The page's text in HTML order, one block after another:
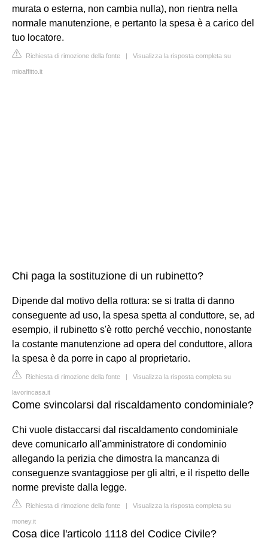
murata o esterna, non cambia nulla), non rientra nella
normale manutenzione, e pertanto la spesa è a carico del
tuo locatore.
Richiesta di rimozione della fonte | Visualizza la risposta completa su
mioaffitto.it
Chi paga la sostituzione di un rubinetto?
Dipende dal motivo della rottura: se si tratta di danno
conseguente ad uso, la spesa spetta al conduttore, se, ad
esempio, il rubinetto s'è rotto perché vecchio, nonostante
la costante manutenzione ad opera del conduttore, allora
la spesa è da porre in capo al proprietario.
Richiesta di rimozione della fonte | Visualizza la risposta completa su
lavorincasa.it
Come svincolarsi dal riscaldamento condominiale?
Chi vuole distaccarsi dal riscaldamento condominiale
deve comunicarlo all'amministratore di condominio
allegando la perizia che dimostra la mancanza di
conseguenze svantaggiose per gli altri, e il rispetto delle
norme previste dalla legge.
Richiesta di rimozione della fonte | Visualizza la risposta completa su
money.it
Cosa dice l'articolo 1118 del Codice Civile?